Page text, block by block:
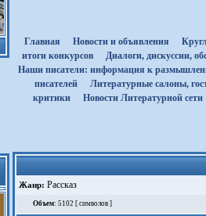
Главная Новости и объявления
итоги конкурсов
Диалоги, дискуссии,
Наши писатели: информация к
писателей
Литературные салоны,
критики
Новости Литературной сети
Жанр: Рассказ
Объем: 5102 [ символов ]